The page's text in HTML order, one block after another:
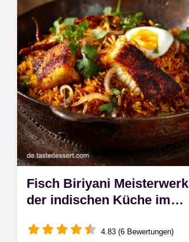
Fisch Biriyani Meisterwerk
der indischen Küche im
4.83 (6 Bewertungen)